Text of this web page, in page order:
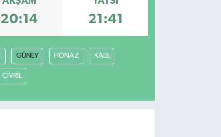
20:14 21:41
GÜNEY HONAZ KALE
ÇİVRİL